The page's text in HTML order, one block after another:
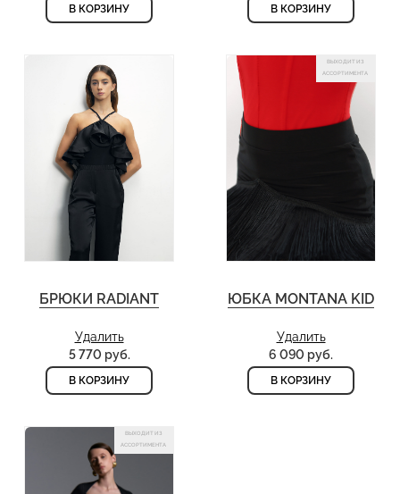
В КОРЗИНУ В КОРЗИНУ
БРЮКИ RADIANT
Удалить
5 770 руб.
В КОРЗИНУ
ВЫХОДИТ ИЗ
АССОРТИМЕНТА
ЮБКА MONTANA KID
Удалить
6 090 руб.
В КОРЗИНУ
ВЫХОДИТ ИЗ
АССОРТИМЕНТА